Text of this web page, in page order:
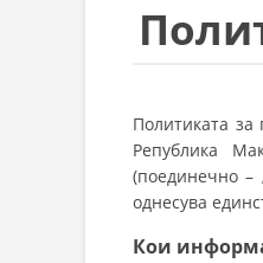
Политиката
Република
(поединечно –
однесува
Кои